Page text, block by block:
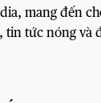
mang đến
tin tức nóng và